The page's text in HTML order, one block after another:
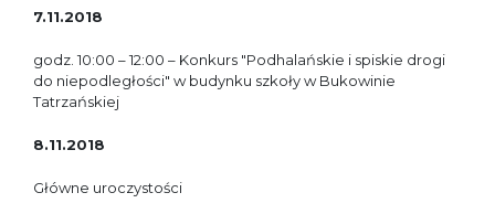
7.11.2018
godz. 10:00 – 12:00 – Konkurs "Podhalańskie i spiskie drogi
do niepodległości" w budynku szkoły w Bukowinie
Tatrzańskiej
8.11.2018
Główne uroczystości